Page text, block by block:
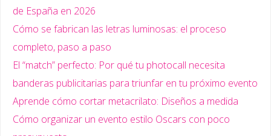
de España en 2026
Cómo se fabrican las letras luminosas: el proceso
completo, paso a paso
El “match” perfecto: Por qué tu photocall necesita
banderas publicitarias para triunfar en tu próximo evento
Aprende cómo cortar metacrilato: Diseños a medida
Cómo organizar un evento estilo Oscars con poco